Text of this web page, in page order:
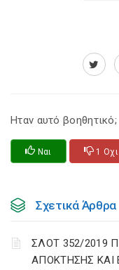
Ηταν αυτό βοηθητικό;
Ναι 1 Οχι
Σχετικά Άρθρα
ΣΛΟΤ 352/2019
ΑΠΟΚΤΗΣΗΣ ΚΑΙ